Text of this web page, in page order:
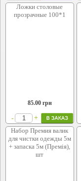
Ложки столовые
прозрачные 100*1
85.00грн
- +
Набор Премия валик
для чистки одежды 5м
+ запаска 5м (Премія),
шт